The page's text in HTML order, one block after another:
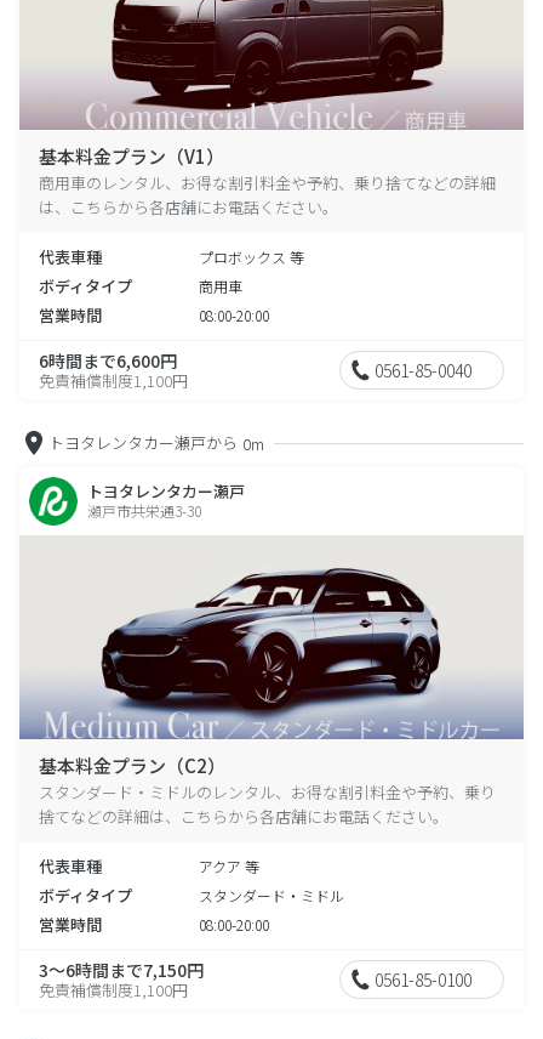
基本料金プラン（V1）
商用車のレンタル、お得な割引料金や予約、乗り捨てなどの詳細
は、こちらから各店舗にお電話ください。
代表車種 プロボックス 等
ボディタイプ 商用車
営業時間 08:00-20:00
6時間まで6,600円
免責補償制度1,100円 0561-85-0040
トヨタレンタカー瀬戸から 0m
トヨタレンタカー瀬戸
瀬戸市共栄通3-30
基本料金プラン（C2）
スタンダード・ミドルのレンタル、お得な割引料金や予約、乗り
捨てなどの詳細は、こちらから各店舗にお電話ください。
代表車種 アクア 等
ボディタイプ スタンダード・ミドル
営業時間 08:00-20:00
3～6時間まで7,150円
免責補償制度1,100円 0561-85-0100